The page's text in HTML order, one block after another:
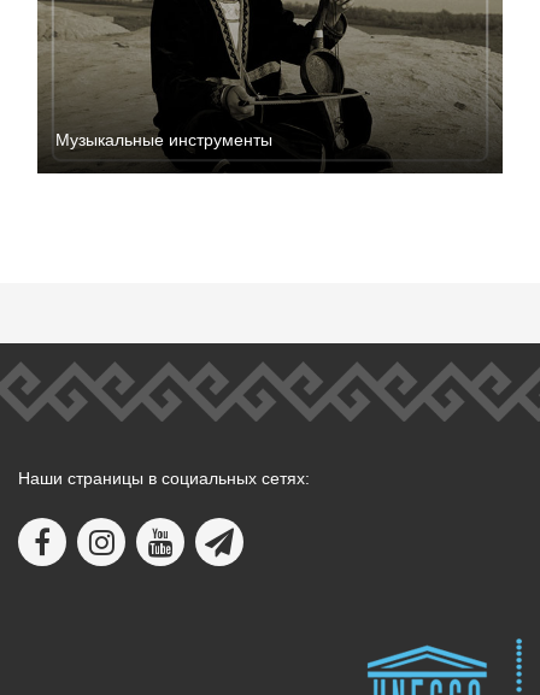
Музыкальные инструменты
Наши страницы в социальных сетях: